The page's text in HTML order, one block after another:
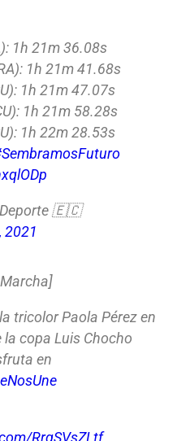
1h 21m 36.08s
1h 21m 41.68s
1h 21m 47.07s
1h 21m 58.28s
1h 22m 28.53s
Deporte 🇪🇨
2021
tricolor Paola Pérez en
copa Luis Chocho
en
RrqSVsZLtf